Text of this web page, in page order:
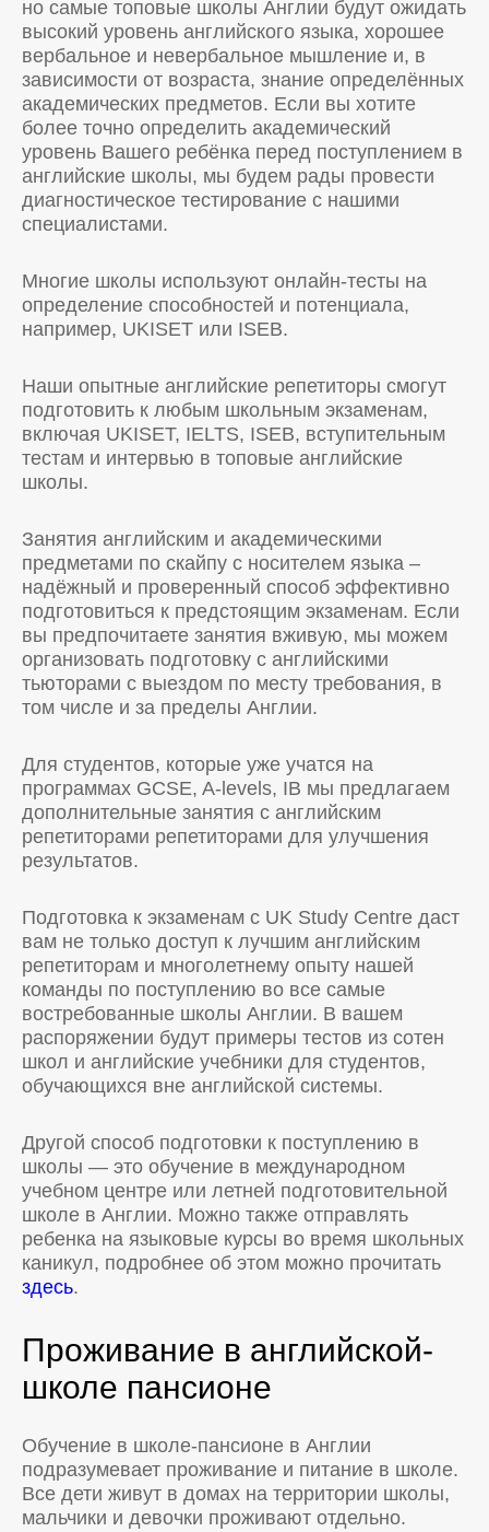
но самые топовые школы Англии будут ожидать
высокий уровень английского языка, хорошее
вербальное и невербальное мышление и, в
зависимости от возраста, знание определённых
академических предметов. Если вы хотите
более точно определить академический
уровень Вашего ребёнка перед поступлением в
английские школы, мы будем рады провести
диагностическое тестирование с нашими
специалистами.
Многие школы используют онлайн-тесты на
определение способностей и потенциала,
например, UKISET или ISEB.
Наши опытные английские репетиторы смогут
подготовить к любым школьным экзаменам,
включая UKISET, IELTS, ISEB, вступительным
тестам и интервью в топовые английские
школы.
Занятия английским и академическими
предметами по скайпу с носителем языка –
надёжный и проверенный способ эффективно
подготовиться к предстоящим экзаменам. Если
вы предпочитаете занятия вживую, мы можем
организовать подготовку с английскими
тьюторами с выездом по месту требования, в
том числе и за пределы Англии.
Для студентов, которые уже учатся на
программах GCSE, A-levels, IB мы предлагаем
дополнительные занятия с английским
репетиторами репетиторами для улучшения
результатов.
Подготовка к экзаменам с UK Study Centre даст
вам не только доступ к лучшим английским
репетиторам и многолетнему опыту нашей
команды по поступлению во все самые
востребованные школы Англии. В вашем
распоряжении будут примеры тестов из сотен
школ и английские учебники для студентов,
обучающихся вне английской системы.
Другой способ подготовки к поступлению в
школы — это обучение в международном
учебном центре или летней подготовительной
школе в Англии. Можно также отправлять
ребенка на языковые курсы во время школьных
каникул, подробнее об этом можно прочитать
здесь.
Проживание в английской-
школе пансионе
Обучение в школе-пансионе в Англии
подразумевает проживание и питание в школе.
Все дети живут в домах на территории школы,
мальчики и девочки проживают отдельно.